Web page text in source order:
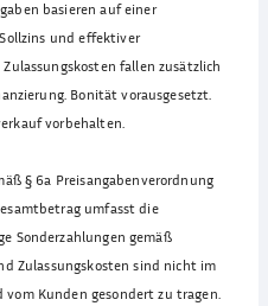
basieren auf einer
und effektiver
fallen zusätzlich
Bonität vorausgesetzt.
vorbehalten.
§ 6a Preisangabenverordnung
umfasst die
Sonderzahlungen gemäß
Zulassungskosten sind nicht im
Kunden gesondert zu tragen.